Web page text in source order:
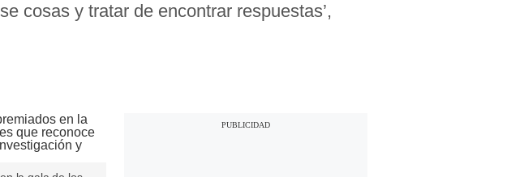
cosas y tratar de encontrar respuestas’,